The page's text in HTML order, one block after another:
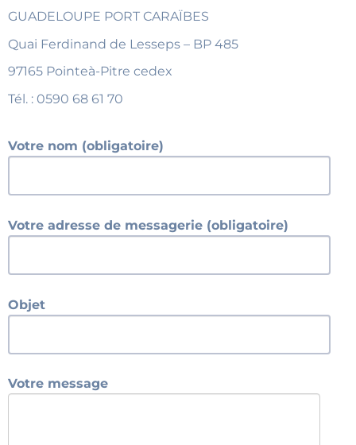
GUADELOUPE PORT CARAÏBES
Quai Ferdinand de Lesseps – BP 485
97165 Pointeà-Pitre cedex
Tél. : 0590 68 61 70
Votre nom (obligatoire)
Votre adresse de messagerie (obligatoire)
Objet
Votre message